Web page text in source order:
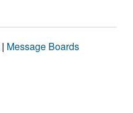
| Message Boards